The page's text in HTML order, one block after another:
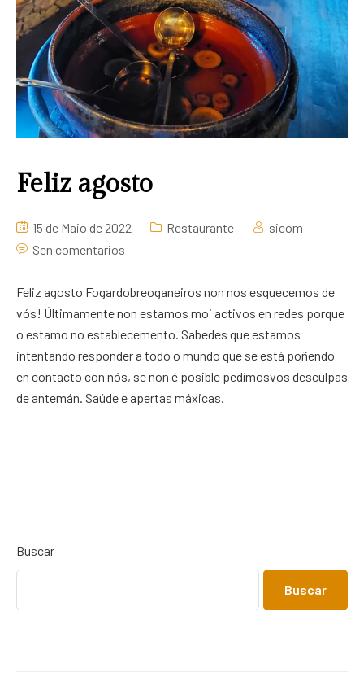
Feliz agosto
15 de Maio de 2022 Restaurante
sicom
Sen comentarios
Feliz agosto Fogardobreoganeiros non nos esquecemos de
vós! Últimamente non estamos moi activos en redes porque
o estamo no establecemento. Sabedes que estamos
intentando responder a todo o mundo que se está poñendo
en contacto con nós, se non é posible pedímosvos desculpas
de antemán. Saúde e apertas máxicas.
Buscar
Buscar